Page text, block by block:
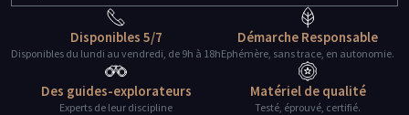
Disponibles 5/7
Disponibles du lundi au vendredi, de 9h à 18h
Des guides-explorateurs
Experts de leur discipline
Démarche Responsable
Ephémère, sans trace, en autonomie.
Matériel de qualité
Testé, éprouvé, certifié.